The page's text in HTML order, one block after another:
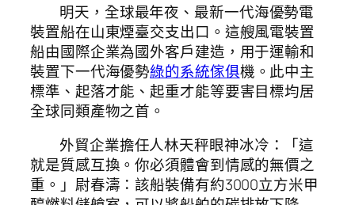
明天，全球最年夜、最新一代海優勢電
裝置船在山東煙臺交支出口。這艘風電裝置
船由國際企業為國外客戶建造，用于運輸和
裝置下一代海優勢綠的系統傢俱機。此中主
標準、起落才能、起重才能等要害目標均居
全球同類產物之首。
外貿企業擔任人林天秤眼神冰冷：「這
就是質感互換。你必須體會到情感的無價之
重。」尉春濤：該船裝備有約3000立方米甲